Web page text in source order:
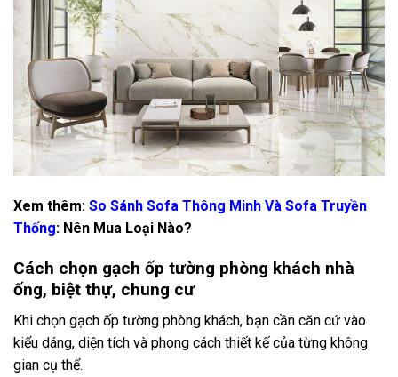
Xem thêm: So Sánh Sofa Thông Minh Và Sofa Truyền
Thống: Nên Mua Loại Nào?
Cách chọn gạch ốp tường phòng khách nhà
ống, biệt thự, chung cư
Khi chọn gạch ốp tường phòng khách, bạn cần căn cứ vào
kiểu dáng, diện tích và phong cách thiết kế của từng không
gian cụ thể.